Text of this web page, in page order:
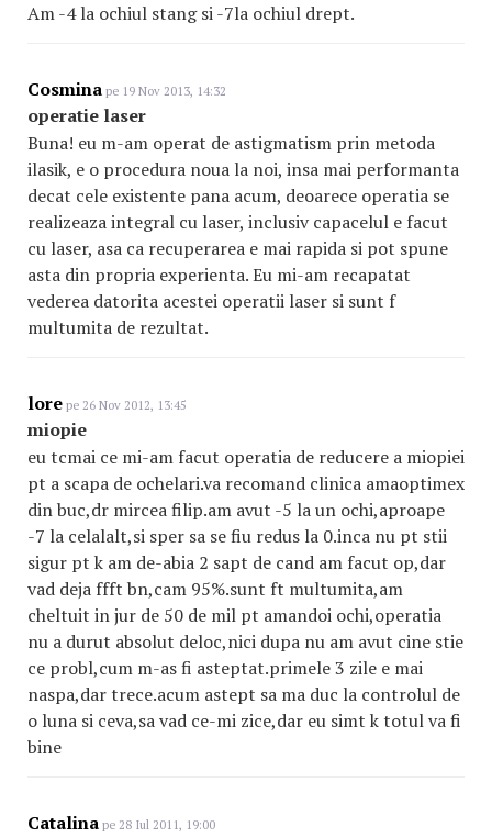
Am -4 la ochiul stang si -7la ochiul drept.
Cosmina pe 19 Nov 2013, 14:32
operatie laser
Buna! eu m-am operat de astigmatism prin metoda
ilasik, e o procedura noua la noi, insa mai performanta
decat cele existente pana acum, deoarece operatia se
realizeaza integral cu laser, inclusiv capacelul e facut
cu laser, asa ca recuperarea e mai rapida si pot spune
asta din propria experienta. Eu mi-am recapatat
vederea datorita acestei operatii laser si sunt f
multumita de rezultat.
lore pe 26 Nov 2012, 13:45
miopie
eu tcmai ce mi-am facut operatia de reducere a miopiei
pt a scapa de ochelari.va recomand clinica amaoptimex
din buc,dr mircea filip.am avut -5 la un ochi,aproape
-7 la celalalt,si sper sa se fiu redus la 0.inca nu pt stii
sigur pt k am de-abia 2 sapt de cand am facut op,dar
vad deja ffft bn,cam 95%.sunt ft multumita,am
cheltuit in jur de 50 de mil pt amandoi ochi,operatia
nu a durut absolut deloc,nici dupa nu am avut cine stie
ce probl,cum m-as fi asteptat.primele 3 zile e mai
naspa,dar trece.acum astept sa ma duc la controlul de
o luna si ceva,sa vad ce-mi zice,dar eu simt k totul va fi
bine
Catalina pe 28 Iul 2011, 19:00